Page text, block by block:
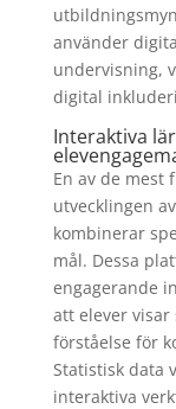
använder
undervisning,
digital
Interaktiva
En av de mest
utvecklingen
kombinerar
mål. Dessa
engagerande
att elever
förståelse för
Statistisk data
interaktiva